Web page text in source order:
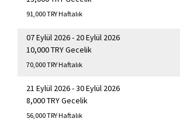
91,000 TRY Haftalık
07 Eylül 2026 - 20 Eylül 2026
10,000 TRY Gecelik
70,000 TRY Haftalık
21 Eylül 2026 - 30 Eylül 2026
8,000 TRY Gecelik
56,000 TRY Haftalık